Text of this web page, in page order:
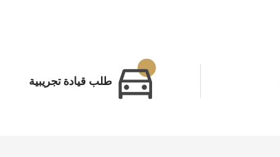
طلب قيادة تجريبية